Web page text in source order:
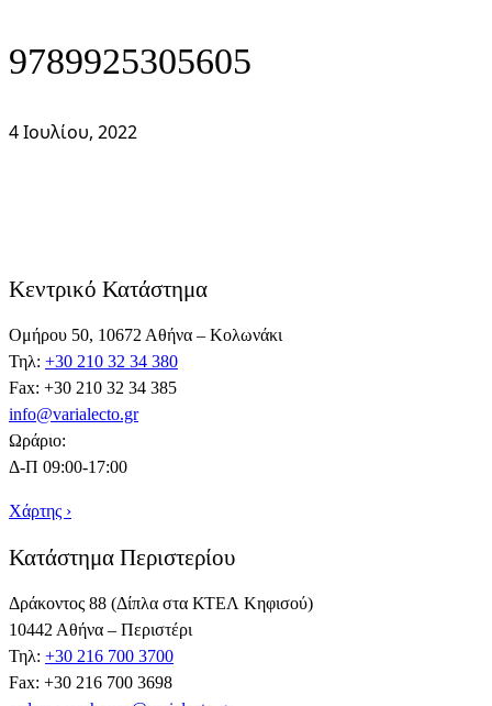
9789925305605
4 Ιουλίου, 2022
Κεντρικό Κατάστημα
Ομήρου 50, 10672 Αθήνα – Κολωνάκι
Τηλ: +30 210 32 34 380
Fax: +30 210 32 34 385
info@varialecto.gr
Ωράριο:
Δ-Π 09:00-17:00
Χάρτης ›
Κατάστημα Περιστερίου
Δράκοντος 88 (Δίπλα στα ΚΤΕΛ Κηφισού)
10442 Αθήνα – Περιστέρι
Τηλ: +30 216 700 3700
Fax: +30 216 700 3698